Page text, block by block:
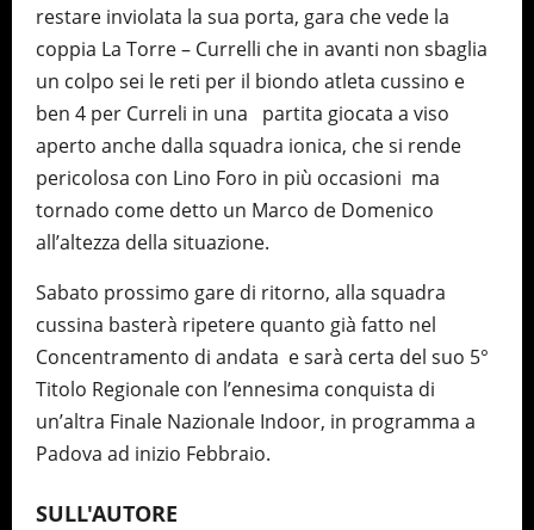
restare inviolata la sua porta, gara che vede la
coppia La Torre – Currelli che in avanti non sbaglia
un colpo sei le reti per il biondo atleta cussino e
ben 4 per Curreli in una partita giocata a viso
aperto anche dalla squadra ionica, che si rende
pericolosa con Lino Foro in più occasioni ma
tornado come detto un Marco de Domenico
all’altezza della situazione.
Sabato prossimo gare di ritorno, alla squadra
cussina basterà ripetere quanto già fatto nel
Concentramento di andata e sarà certa del suo 5°
Titolo Regionale con l’ennesima conquista di
un’altra Finale Nazionale Indoor, in programma a
Padova ad inizio Febbraio.
SULL'AUTORE